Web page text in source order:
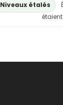
Niveaux étalés